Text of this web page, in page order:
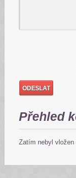
Přehled
Zatím nebyl vložen